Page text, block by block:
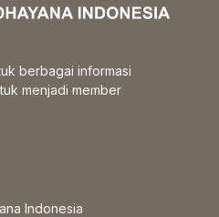
berbagai informasi
menjadi member
Indonesia